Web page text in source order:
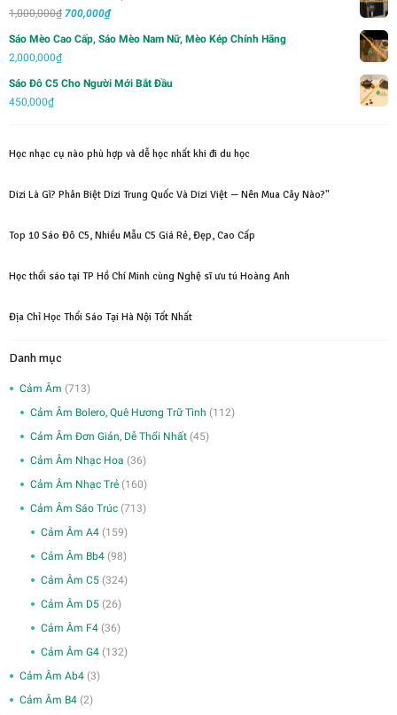
1,000,000₫.
tại
750,000₫.
1,000,000₫ Giá
700,000₫Giá
700,000₫.
Sáo Mèo Cao Cấp, Sáo Mèo Nam Nữ, Mèo Kép Chính Hãng
2,000,000₫
Sáo Đô C5 Cho Người Mới Bắt Đầu
450,000₫
Học nhạc cụ nào phù hợp và dễ học nhất khi đi du học
Dizi Là Gì? Phân Biệt Dizi Trung Quốc Và Dizi Việt — Nên Mua Cây Nào?"
Top 10 Sáo Đô C5, Nhiều Mẫu C5 Giá Rẻ, Đẹp, Cao Cấp
Học thổi sáo tại TP Hồ Chí Minh cùng Nghệ sĩ ưu tú Hoàng Anh
Địa Chỉ Học Thổi Sáo Tại Hà Nội Tốt Nhất
Danh mục
Cảm Âm (713)
Cảm Âm Bolero, Quê Hương Trữ Tình (112)
Cảm Âm Đơn Giản, Dễ Thổi Nhất (45)
Cảm Âm Nhạc Hoa (36)
Cảm Âm Nhạc Trẻ (160)
Cảm Âm Sáo Trúc (713)
Cảm Âm A4 (159)
Cảm Âm Bb4 (98)
Cảm Âm C5 (324)
Cảm Âm D5 (26)
Cảm Âm F4 (36)
Cảm Âm G4 (132)
Cảm Âm Ab4 (3)
Cảm Âm B4 (2)